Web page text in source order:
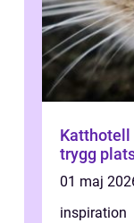
Katthotell i
trygg
01 maj
inspiration